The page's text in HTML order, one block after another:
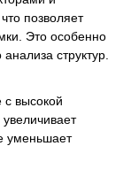
позволяет
Это особенно
структур.
с высокой
уменьшает